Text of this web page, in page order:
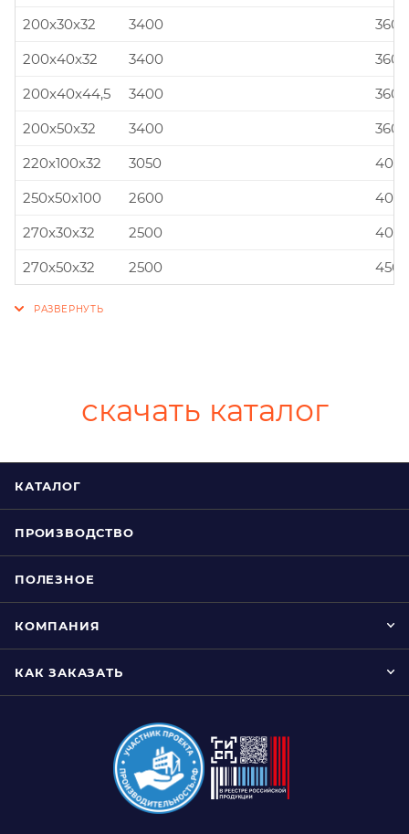
200x30x32
3400
200x40x32
3400
200x40x44,5
3400
200x50x32
3400
220x100x32
3050
250x50x100
2600
270x30x32
2500
270x50x32
2500
скачать каталог
КАТАЛОГ
ПРОИЗВОДСТВО
ПОЛЕЗНОЕ
КОМПАНИЯ
КАК ЗАКАЗАТЬ